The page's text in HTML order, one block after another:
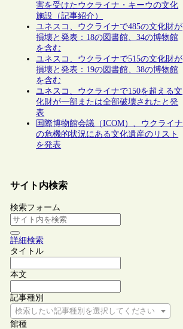
害を受けたウクライナ・キーウの文化
施設（記事紹介）
ユネスコ、ウクライナで485の文化財が
損壊と発表：18の図書館、34の博物館
を含む
ユネスコ、ウクライナで515の文化財が
損壊と発表：19の図書館、38の博物館
を含む
ユネスコ、ウクライナで150を超える文
化財が一部または全部破壊されたと発
表
国際博物館会議（ICOM）、ウクライナ
の危機的状況にある文化遺産のリスト
を発表
サイト内検索
検索フォーム
詳細検索
タイトル
本文
記事種別
検索したい記事種別を選択してください
館種